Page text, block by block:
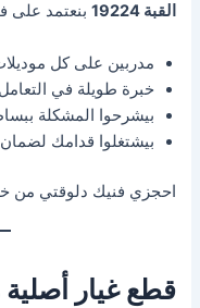
القبة 19224
بنعتمد على
مدربين على كل
خبرة طويلة في
بيشرحوا المشكلة
بيشتغلوا قدامك
احجزي فنيك دلوقتي من
قطع غيار